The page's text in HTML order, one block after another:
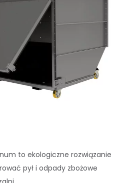
to ekologiczne rozwiązanie
pył i odpady zbożowe